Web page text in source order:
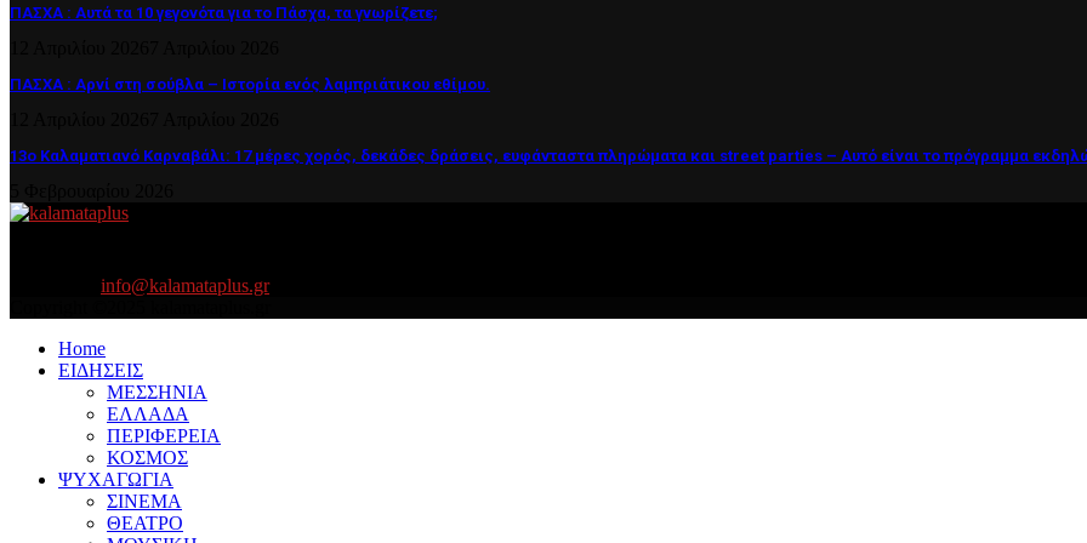
ΠΑΣΧΑ : Αυτά τα 10 γεγονότα για το Πάσχα, τα γνωρίζετε;
ΠΑΣΧΑ : Αρνί στη σούβλα – Ιστορία ενός λαμπριάτικου εθίμου.
13ο Καλαματιανό Καρναβάλι: 17 μέρες χορός, δεκάδες δράσεις, ευφάνταστα πληρώματα και street parties – Αυτό είναι το πρόγραμμα
info@kalamataplus.gr
Home
ΕΙΔΗΣΕΙΣ
ΜΕΣΣΗΝΙΑ
ΕΛΛΑΔΑ
ΠΕΡΙΦΕΡΕΙΑ
ΚΟΣΜΟΣ
ΨΥΧΑΓΩΓΙΑ
ΣΙΝΕΜΑ
ΘΕΑΤΡΟ